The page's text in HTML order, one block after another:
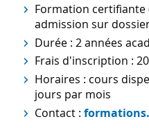
Formation certifiante
admission sur
Durée : 2 années
Frais d'inscription :
Horaires : cours
jours par mois
Contact :